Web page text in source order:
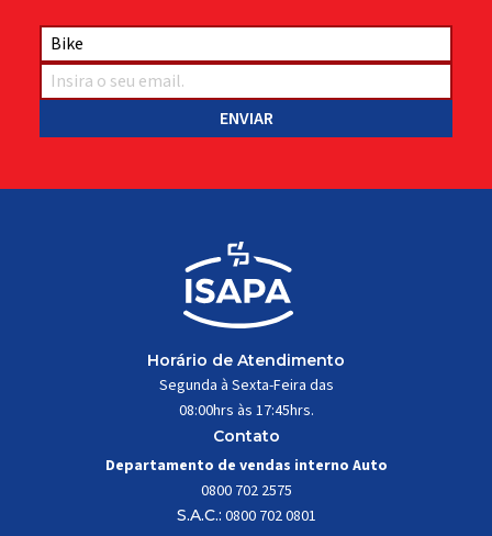
Horário de Atendimento
Segunda à Sexta-Feira das
08:00hrs às 17:45hrs.
Contato
Departamento de vendas interno Auto
0800 702 2575
S.A.C.: 0800 702 0801